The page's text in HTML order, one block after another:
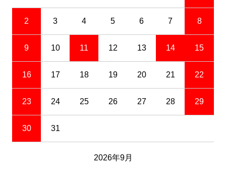
2 3 4 5 6 7 8
9 10 11 12 13 14 15
16 17 18 19 20 21 22
23 24 25 26 27 28 29
30 31
2026年9月